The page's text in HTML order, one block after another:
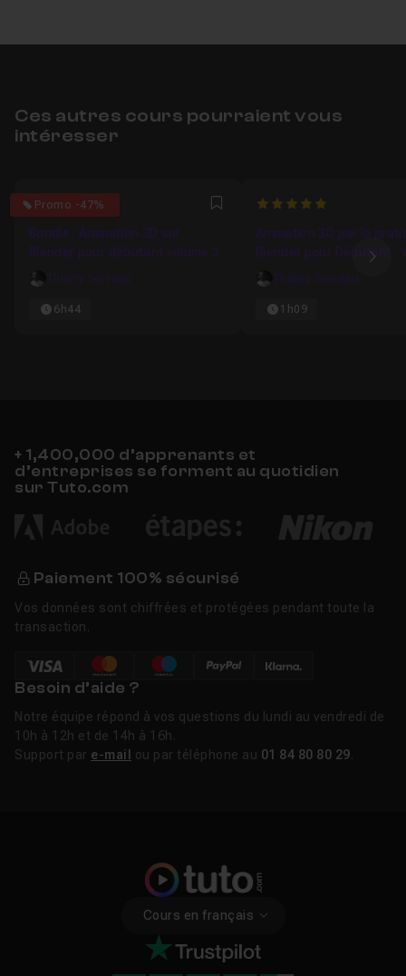
Ces autres cours pourraient vous
intéresser
Promo -47%
5 Favori
Bundle : Animation 3D sur
Blender pour débutant volume 2
Thierry Serveau
6h44
5
Animation 3D par la
Blender pour Débutant -
Thierry Serveau
1h09
+ 1,400,000 d’apprenants et
d’entreprises se forment au quotidien
sur Tuto.com
Paiement 100% sécurisé
Vos données sont chiffrées et protégées pendant toute la
transaction.
Besoin d’aide ?
Notre équipe répond à vos questions du lundi au vendredi de
10h à 12h et de 14h à 16h.
Support par e-mail ou par téléphone au 01 84 80 80 29
Cours en français